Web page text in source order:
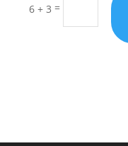
6 + 3 =